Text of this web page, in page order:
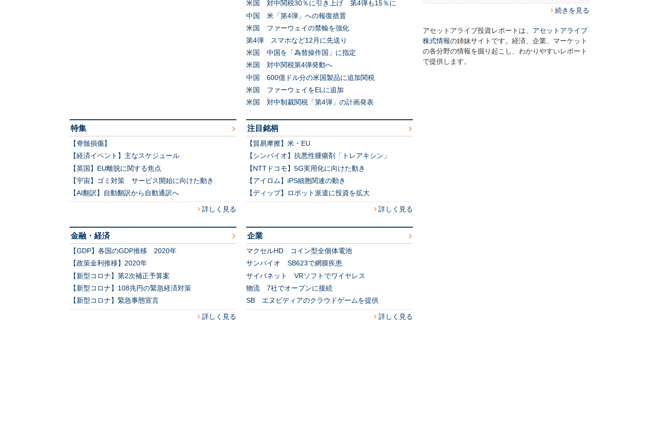
米国 対中関税30％に引き上げ 第4弾も15％に
中国 米「第4弾」への報復措置
米国 ファーウェイの禁輸を強化
第4弾 スマホなど12月に先送り
米国 中国を「為替操作国」に指定
米国 対中関税第4弾発動へ
中国 600億ドル分の米国製品に追加関税
米国 ファーウェイをELに追加
米国 対中制裁関税「第4弾」の計画発表
特集
【脊髄損傷】
【経済イベント】主なスケジュール
【英国】EU離脱に関する焦点
【宇宙】ゴミ対策 サービス開始に向けた動き
【AI翻訳】自動翻訳から自動通訳へ
詳しく見る
注目銘柄
【貿易摩擦】米・EU
【シンバイオ】抗悪性腫瘍剤「トレアキシン」
【NTTドコモ】5G実用化に向けた動き
【アイロム】iPS細胞関連の動き
【ディップ】ロボット派遣に投資を拡大
詳しく見る
金融・経済
【GDP】各国のGDP推移 2020年
【政策金利推移】2020年
【新型コロナ】第2次補正予算案
【新型コロナ】108兆円の緊急経済対策
【新型コロナ】緊急事態宣言
詳しく見る
企業
マクセルHD コイン型全個体電池
サンバイオ SB623で網膜疾患
サイバネット VRソフトでワイヤレス
物流 7社でオープンに接続
SB エヌビディアのクラウドゲームを提供
詳しく見る
続きを見る
アセットアライブ投資レポートは、 アセットアライブ
株式情報の姉妹サイトです。経済、企業、マーケット
の各分野の情報を掘り起こし、わかりやすいレポート
で提供します。